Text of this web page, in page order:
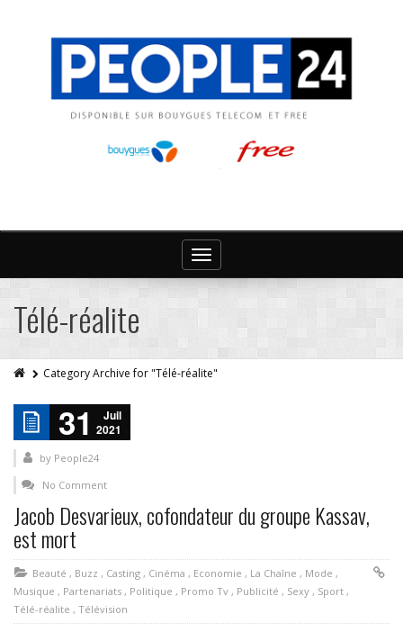
Toggle
navigation
Télé-réalite
Category Archive for "Télé-réalite"
31
Juil
2021
by People24
No Comment
Jacob Desvarieux, cofondateur du groupe Kassav,
est mort
Beauté , Buzz , Casting , Cinéma , Economie , La Chaîne , Mode ,
Musique , Partenariats , Politique , Promo Tv , Publicité , Sexy , Sport ,
Télé-réalite , Télévision